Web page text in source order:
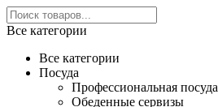
Все категории
Все категории
Посуда
Профессиональная посуда
Обеденные сервизы